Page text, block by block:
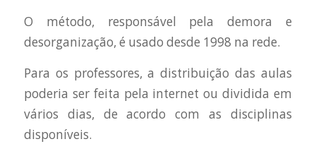
O método, responsável pela demora e
desorganização, é usado desde 1998 na rede.
Para os professores, a distribuição das aulas
poderia ser feita pela internet ou dividida em
vários dias, de acordo com as disciplinas
disponíveis.